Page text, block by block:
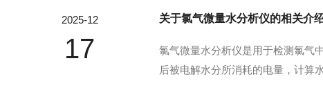
2025-12
17
关于氯气微量水分析仪的相关介
氯气微量水分析仪是用于检测氯气
后被电解水分所消耗的电量，计算